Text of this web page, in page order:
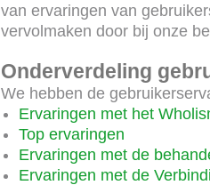
van ervaringen van
vervolmaken door bij onze
Onderverdeling
We hebben de
Ervaringen met het
Top ervaringen
Ervaringen met de
Ervaringen met de